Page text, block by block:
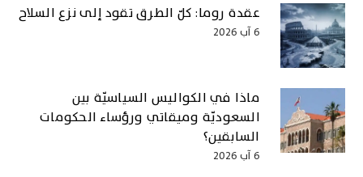
عقدة روما: كلّ الطرق تقود إلى نزع السلاح
6 آب 2026
ماذا في الكواليس السياسيّة بين
السعوديّة وميقاتي ورؤساء الحكومات
السابقين؟
6 آب 2026